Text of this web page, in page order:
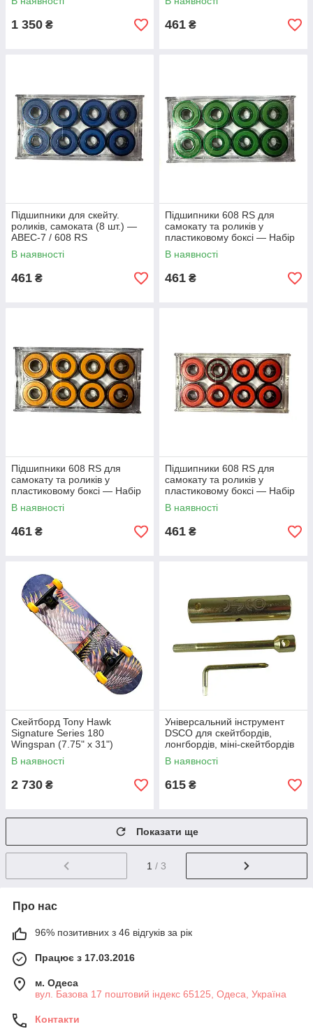
1 350 ₴ 461 ₴
Підшипники для скейту.
роликів, самоката (8 шт.) —
ABEC-7 / 608 RS
В наявності
461 ₴
Підшипники 608 RS для
самокату та роликів у
пластиковому боксі — Набір
8 шт.
В наявності
461 ₴
Підшипники 608 RS для
самокату та роликів у
пластиковому боксі — Набір
8 шт.
В наявності
461 ₴
Підшипники 608 RS для
самокату та роликів у
пластиковому боксі — Набір
8 шт.
В наявності
461 ₴
Скейтборд Tony Hawk
Signature Series 180
Wingspan (7.75" x 31")
Оригінал
В наявності
2 730 ₴
Універсальний інструмент
DSCO для скейтбордів,
лонгбордів, міні-скейтбордів
та круїзерів
В наявності
615 ₴
Показати ще
1 / 3
Про нас
96% позитивних з 46 відгуків за рік
Працює з 17.03.2016
м. Одеса
вул. Базова 17 поштовий індекс 65125, Одеса, Україна
Контакти